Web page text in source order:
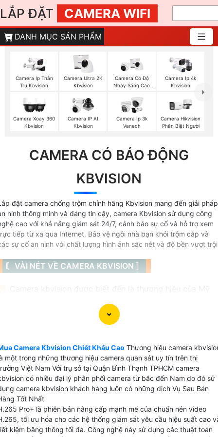
LẮP ĐẶT CAMERA WIFI
DANH MỤC SẢN PHẨM
Camera Ip Thân
Trụ Kbvision
Camera Ultra 2K
Kbvision
Camera Có Độ
Nhạy Sáng Cao
Camera Ip 4k
Kbvision
Camera Xoay 360
Kbvision
Camera IP AI
Kbvision
Camera Ip 3k
Vanech
Camera Hikvision
Phân Biệt Người
CAMERA CÓ BÁO ĐỘNG
KBVISION
đặt camera chống trộm chính hãng Kbvision mang đến giải pháp
ninh thông minh và đáng tin cậy, camera Kbvision sử dụng công
cao với khả năng giám sát 24/7, cảnh báo sự cố và hỗ trợ xem
tiếp từ xa qua Internet. Bảo vệ ngôi nhà bạn khỏi trộm cắp và
sự cố an ninh với chất lượng hình ảnh sắc nét và độ bền vượt
〘 VÀI NÉT VỀ CAMERA KBVISION 〛
Camera kbvision được biết đến là thương hiệu của Mỹ
IP, camera wifi với thương hiệu kbone và camera
analog thông thường là HD CVI với chất lượng hình ảnh
dự án nhà nước do tính bảo mật cao dễ dàng tích
nhiều hệ thống.
Camera Kbvision Sản Xuất Ở Đâu
phẩm được sản xuất và nhập khẩu nguyên chiết từ Trung Quốc có nguồn
Camera Kbvision Chiết Khấu Cao Thương hiệu camera
một trong những thương hiệu camera quan sát uy tín trên thị
Việt Nam Với trụ sở tại Quận Bình Thạnh TPHCM camera
có nhiều đại lý phân phối camera từ bắc đến Nam do đó sử
camera kbvision khách hàng luôn có những dịch Vụ Sau Bán
Tốt Nhất
Pro+ là phiên bản nâng cấp mạnh mẽ của chuẩn nén video
tối ưu hóa cho các hệ thống giám sát yêu cầu hiệu suất cao
kiệm băng thông tối đa. Công nghệ này sử dụng các thuật toán